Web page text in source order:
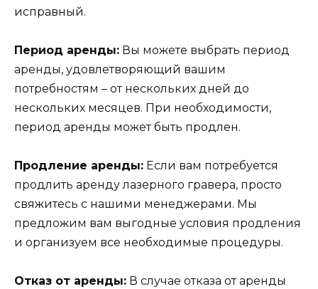
исправный.
Период аренды: Вы можете выбрать период
аренды, удовлетворяющий вашим
потребностям – от нескольких дней до
нескольких месяцев. При необходимости,
период аренды может быть продлен.
Продление аренды: Если вам потребуется
продлить аренду лазерного гравера, просто
свяжитесь с нашими менеджерами. Мы
предложим вам выгодные условия продления
и организуем все необходимые процедуры.
Отказ от аренды: В случае отказа от аренды